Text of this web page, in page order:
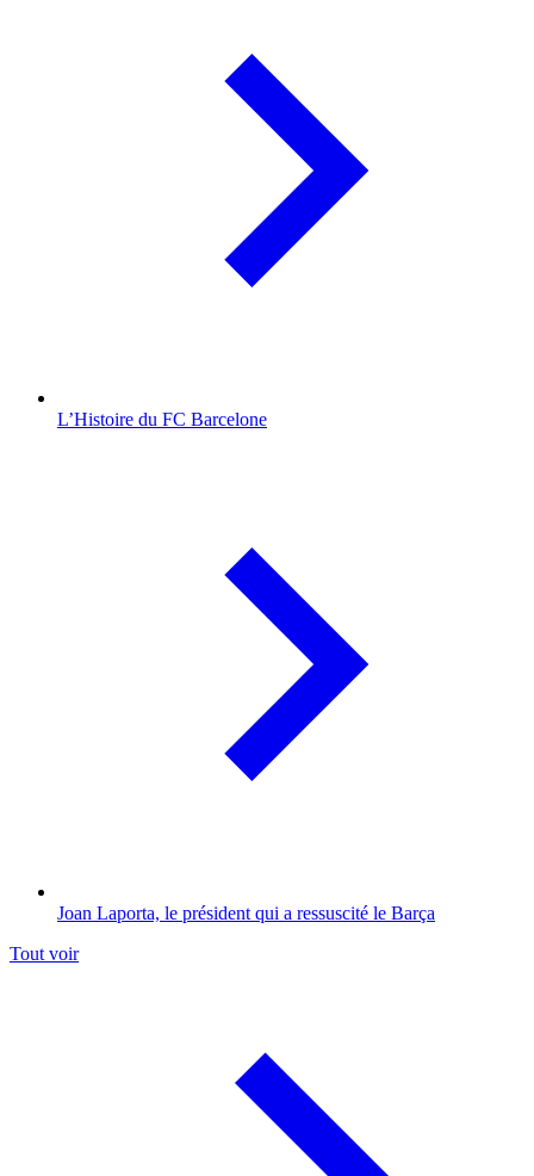
L’Histoire du FC Barcelone
Joan Laporta, le président qui a ressuscité le Barça
Tout voir